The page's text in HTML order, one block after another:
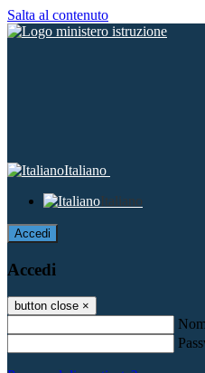
Salta al contenuto
Italiano
Italiano
Accedi
Accedi
button close ×